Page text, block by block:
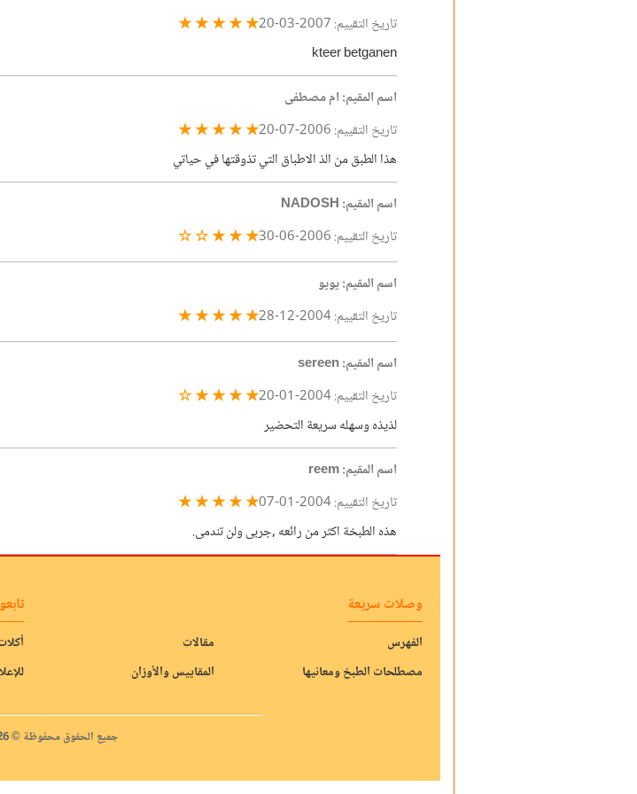
تاريخ التقييم: 2007-03-20
★ ★ ★ ★ ★
kteer betganen
اسم المقيم: ام مصطفى
تاريخ التقييم: 2006-07-20
★ ★ ★ ★ ★
هذا الطبق من الذ الاطباق التي تذوقتها في حياتي
اسم المقيم: NADOSH
تاريخ التقييم: 2006-06-30
★ ★ ★ ☆ ☆
اسم المقيم: يويو
تاريخ التقييم: 2004-12-28
★ ★ ★ ★ ★
اسم المقيم: sereen
تاريخ التقييم: 2004-01-20
★ ★ ★ ★ ☆
لذيذه وسهله سريعة التحضير
اسم المقيم: reem
تاريخ التقييم: 2004-01-07
★ ★ ★ ★ ★
هذه الطبخة اكثر من رائعه ,جربى ولن تندمى.
وصلات سريعة
الفهرس
مقالات
مصطلحات الطبخ ومعانيها
المقاييس والأوزان
جميع الحقوق محفوظة © 2026 أكلات شهية